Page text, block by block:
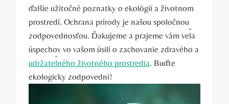
ďalšie⁣ užitočné poznatky o⁣ ekológii a ‌životnom⁢
prostredí. Ochrana ​prírody⁢ je našou spoločnou
zodpovednosťou. Ďakujeme a prajeme ⁣vám veľa
úspechov vo⁣ vašom úsilí o zachovanie zdravého ⁣a
udržateľného životného prostredia. Buďte
ekologicky zodpovední!